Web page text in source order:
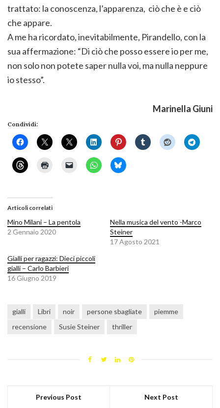
trattato: la conoscenza, l’apparenza, ciò che è e ciò
che appare.
A me ha ricordato, inevitabilmente, Pirandello, con la
sua affermazione: “Di ciò che posso essere io per me,
non solo non potete saper nulla voi, ma nulla neppure
io stesso”.
Marinella Giuni
Condividi:
Articoli correlati
Mino Milani – La pentola
2 Gennaio 2020
Nella musica del vento -Marco
Steiner
17 Agosto 2021
Gialli per ragazzi: Dieci piccoli
gialli – Carlo Barbieri
16 Giugno 2019
gialli Libri noir persone sbagliate
piemme
recensione
Susie Steiner thriller
Previous Post Next Post